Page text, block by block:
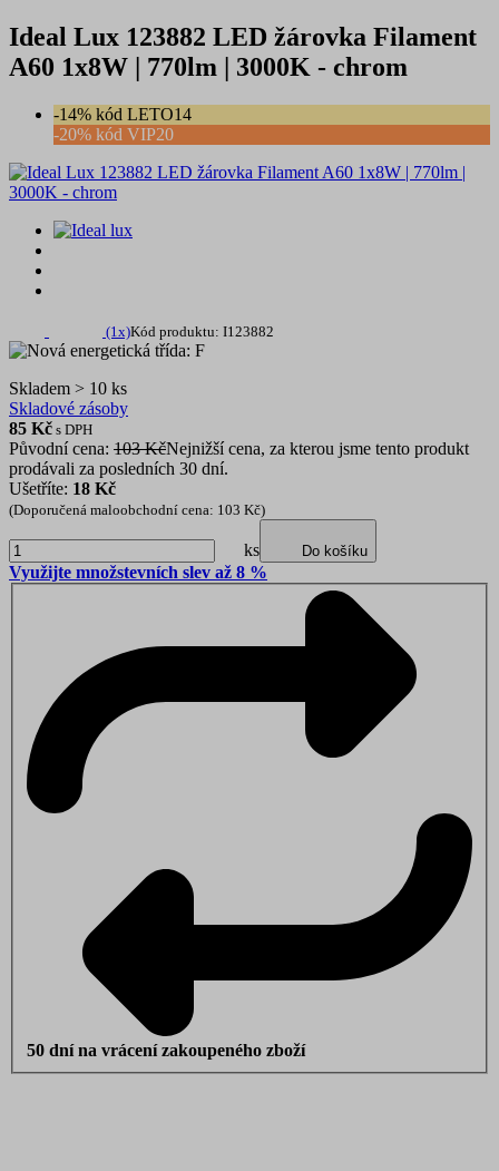
Ideal Lux 123882 LED žárovka Filament
A60 1x8W | 770lm | 3000K - chrom
-14% kód LETO14
-20% kód VIP20
(1x)Kód produktu: I123882
Skladem > 10 ks
Skladové zásoby
85 Kč s DPH
Původní cena: 103 KčNejnižší cena, za kterou jsme tento produkt
prodávali za posledních 30 dní.
Ušetříte: 18 Kč
(Doporučená maloobchodní cena: 103 Kč)
ks Do košíku
Využijte množstevních slev až 8 %
50 dní na vrácení zakoupeného zboží